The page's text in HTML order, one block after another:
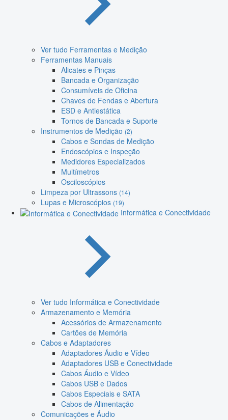
Ver tudo Ferramentas e Medição
Ferramentas Manuais
Alicates e Pinças
Bancada e Organização
Consumíveis de Oficina
Chaves de Fendas e Abertura
ESD e Antiestática
Tornos de Bancada e Suporte
Instrumentos de Medição (2)
Cabos e Sondas de Medição
Endoscópios e Inspeção
Medidores Especializados
Multímetros
Osciloscópios
Limpeza por Ultrassons (14)
Lupas e Microscópios (19)
Informática e Conectividade
Ver tudo Informática e Conectividade
Armazenamento e Memória
Acessórios de Armazenamento
Cartões de Memória
Cabos e Adaptadores
Adaptadores Áudio e Vídeo
Adaptadores USB e Conectividade
Cabos Áudio e Vídeo
Cabos USB e Dados
Cabos Especiais e SATA
Cabos de Alimentação
Comunicações e Áudio